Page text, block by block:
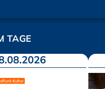
TAGE